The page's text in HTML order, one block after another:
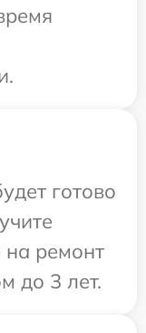
готово
ремонт
до 3 лет.